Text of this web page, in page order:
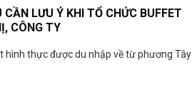
CẦN LƯU Ý KHI TỔ CHỨC BUFFET
CÔNG TY
hình thực được du nhập về từ phương Tây